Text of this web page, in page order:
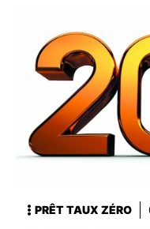
PRÊT TAUX ZÉRO